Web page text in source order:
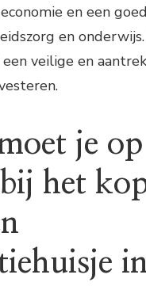
en een
en
veilige en
je op
het